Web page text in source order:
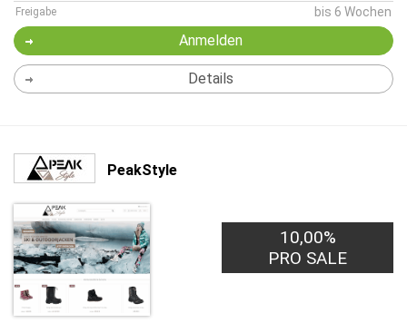
Freigabe bis 6 Wochen
Anmelden
Details
PeakStyle
10,00%
PRO SALE